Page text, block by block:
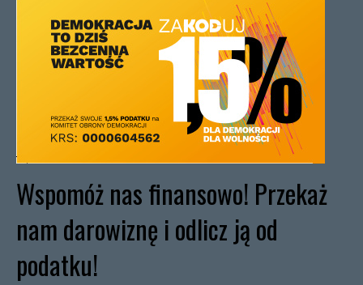
Wspomóż nas finansowo! Przekaż
nam darowiznę i odlicz ją od
podatku!